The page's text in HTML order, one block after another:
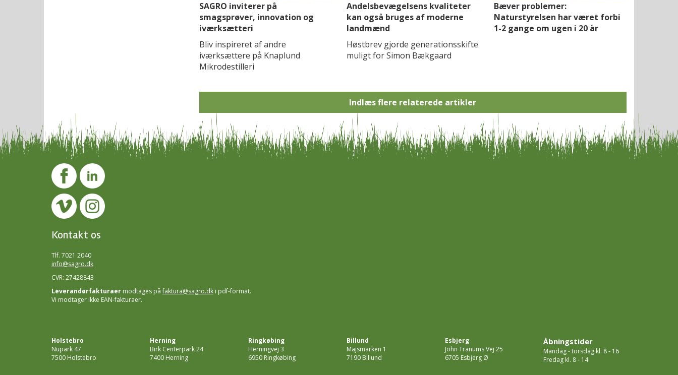
SAGRO inviterer på
smagsprøver, innovation og
iværksætteri
Bliv inspireret af andre
iværksættere på Knaplund
Mikrodestilleri
Andelsbevægelsens kvaliteter
kan også bruges af moderne
landmænd
Høstbrev gjorde generationsskifte
muligt for Simon Bækgaard
Bæver problemer:
Naturstyrelsen har været forbi
1-2 gange om ugen i 20 år
Indlæs flere relaterede artikler
Kontakt os
Tlf. 7021 2040
info@sagro.dk
CVR: 27428843
Leverandørfakturaer modtages påfaktura@sagro.dk i pdf-format.
Vi modtager ikke EAN-fakturaer.
Holstebro
Nupark 47
7500 Holstebro
Herning
Birk Centerpark 24
7400 Herning
Ringkøbing
Herningvej 3
6950 Ringkøbing
Billund
Majsmarken 1
7190 Billund
Esbjerg
John Tranums Vej 25
6705 Esbjerg Ø
Åbningstider
Mandag - torsdag kl. 8 - 16
Fredag kl. 8 - 14